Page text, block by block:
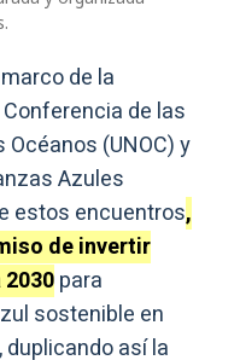
de la
de las
(UNOC) y
Azules
estos encuentros,
de invertir
para
sostenible en
así la